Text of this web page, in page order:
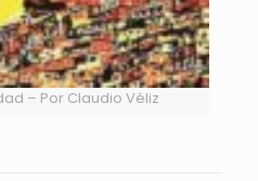
– Por Claudio Véliz